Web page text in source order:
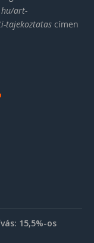
art-
tajekoztatas címen
15,5%-os